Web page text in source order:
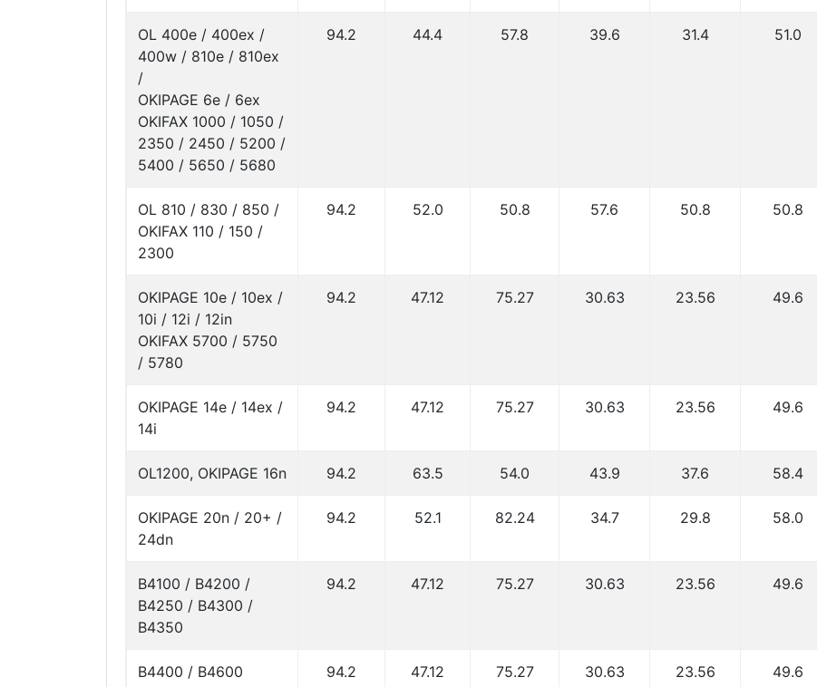
OL 400e / 400ex /
400w / 810e / 810ex
/
OKIPAGE 6e / 6ex
OKIFAX 1000 / 1050 /
2350 / 2450 / 5200 /
5400 / 5650 / 5680
94.2 44.4 57.8 39.6 31.4 51.0
OL 810 / 830 / 850 /
OKIFAX 110 / 150 /
2300
94.2 52.0 50.8 57.6 50.8 50.8
OKIPAGE 10e / 10ex /
10i / 12i / 12in
OKIFAX 5700 / 5750
/ 5780
94.2 47.12 75.27 30.63 23.56 49.6
OKIPAGE 14e / 14ex /
14i
94.2 47.12 75.27 30.63 23.56 49.6
OL1200, OKIPAGE 16n 94.2 63.5 54.0 43.9 37.6 58.4
OKIPAGE 20n / 20+ /
24dn
94.2 52.1 82.24 34.7 29.8 58.0
B4100 / B4200 /
B4250 / B4300 /
B4350
94.2 47.12 75.27 30.63 23.56 49.6
B4400 / B4600 94.2 47.12 75.27 30.63 23.56 49.6